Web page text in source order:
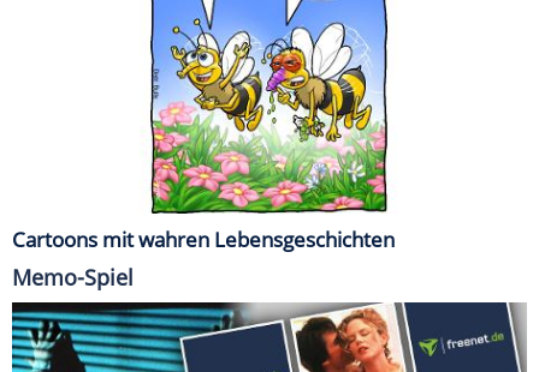
Cartoons mit wahren Lebensgeschichten
Memo-Spiel